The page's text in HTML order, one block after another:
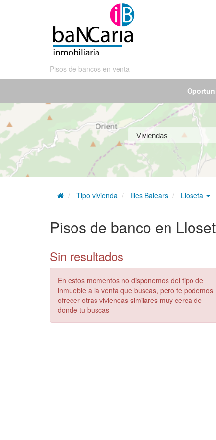
Pisos de bancos en venta
Tipo vivienda Illes Balears Lloseta
Pisos de banco en
Sin resultados
En estos momentos no disponemos del tipo de
inmueble a la venta que buscas, pero te podemos
ofrecer otras viviendas similares muy cerca de
donde tu buscas